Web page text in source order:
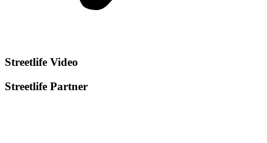
Streetlife Video
Streetlife Partner